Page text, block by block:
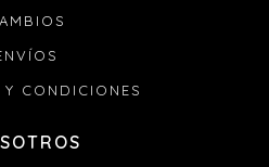
CONDICIONES